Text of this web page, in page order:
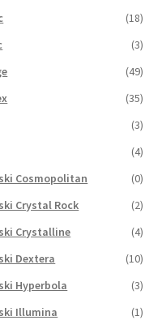
(18)
(3)
(49)
(35)
(3)
(4)
Cosmopolitan
(0)
Crystal Rock
(2)
Crystalline
(4)
Dextera
(10)
Hyperbola
(3)
Illumina
(1)